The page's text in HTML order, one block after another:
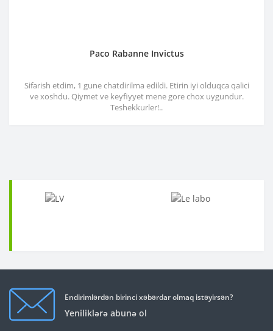
Paco Rabanne Invictus
Sifarish etdim, 1 gune chatdirilma edildi. Etirin iyi olduqca qalici
ve xoshdu. Qiymet ve keyfiyyet mene gore chox uygundur.
Teshekkurler!..
Endirimlərdən birinci xəbərdar olmaq istəyirsən?
Yeniliklərə abunə ol